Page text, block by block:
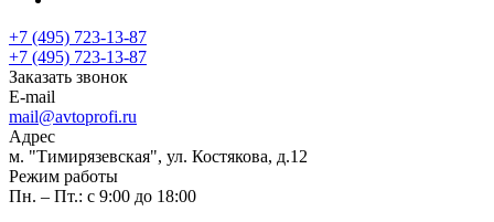
+7 (495) 723-13-87
+7 (495) 723-13-87
Заказать звонок
E-mail
mail@avtoprofi.ru
Адрес
м. "Тимирязевская", ул. Костякова, д.12
Режим работы
Пн. – Пт.: с 9:00 до 18:00